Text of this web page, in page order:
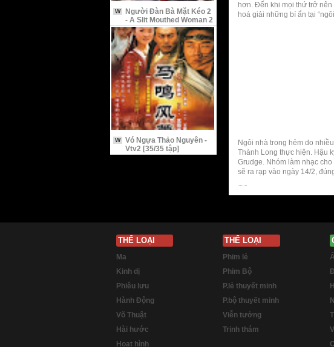
W
Người Đàn Bà Mặt Kéo 2
- A Slit Mouthed Woman 2
W
Vó Ngựa Thảo Nguyên -
Vtv2 [35/35 tập]
hơn. Đến khi mọi thứ trở
hoá giải những bí ẩn tại
Ngôi nhà trong hẻm do
Thành Long thực hiện. Hậu
Grudge. Nhóm làm nhạc
sẽ ra rạp vào ngày 14/2,
THỂ LOẠI
Ma
Kinh dị
Phiêu lưu
Hành Động
Võ Thuật
Hài hước
Hoạt hình
THỂ LOẠI
Phim lẻ
Phim Bộ
P.lẻ thuyết minh
P.bộ thuyết minh
Viễn tưởng
Trinh thám